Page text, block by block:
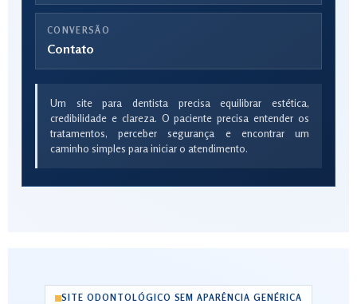
CONVERSÃO
Contato
Um site para dentista precisa equilibrar estética,
credibilidade e clareza. O paciente precisa entender os
tratamentos, perceber segurança e encontrar um
caminho simples para iniciar o atendimento.
SITE ODONTOLÓGICO SEM APARÊNCIA GENÉRICA